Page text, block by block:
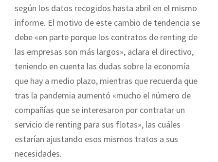
según los datos recogidos hasta abril en el mismo
informe. El motivo de este cambio de tendencia se
debe «en parte porque los contratos de renting de
las empresas son más largos», aclara el directivo,
teniendo en cuenta las dudas sobre la economía
que hay a medio plazo, mientras que recuerda que
tras la pandemia aumentó «mucho el número de
compañías que se interesaron por contratar un
servicio de renting para sus flotas», las cuáles
estarían ajustando esos mismos tratos a sus
necesidades.